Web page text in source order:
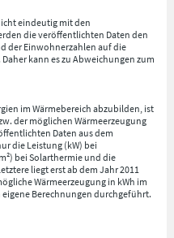
eindeutig mit den
die veröffentlichten Daten den
der Einwohnerzahlen auf die
kann es zu Abweichungen zum
im Wärmebereich abzubilden, ist
der möglichen Wärmeerzeugung
Daten aus dem
die Leistung (kW) bei
bei Solarthermie und die
liegt erst ab dem Jahr 2011
Wärmeerzeugung in kWh im
Berechnungen durchgeführt.